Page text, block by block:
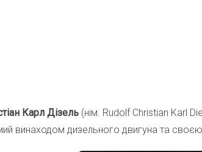
Карл Дізель (нім. Rudolf Christian Karl
винаходом дизельного двигуна та